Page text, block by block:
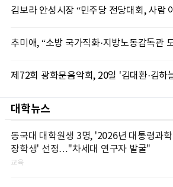
대학뉴스
동국대 대학원생 3명, '2026년 대통령과학
장학생' 선정…"차세대 연구자 발굴"
교육